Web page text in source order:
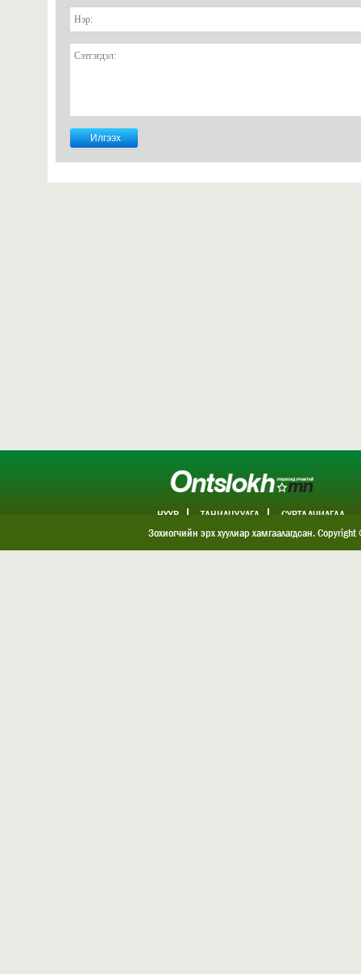
НҮҮР ТАНИЛЦУУЛГА СУРТАЛЧИЛГАА
ХОЛБОО БАРИХ
Зохиогчийн эрх хуулиар хамгаалагдсан.